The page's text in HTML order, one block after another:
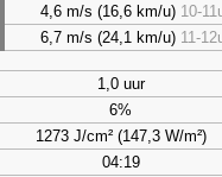
4,6 m/s (16,6 km/u) 10-
6,7 m/s (24,1 km/u) 11-
1,0 uur
6%
1273 J/cm² (147,3 W/m²)
04:19